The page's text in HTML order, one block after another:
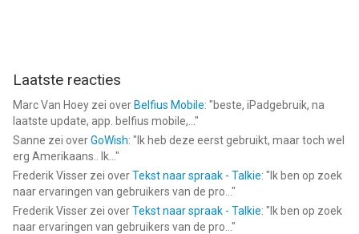
Laatste reacties
Marc Van Hoey zei over Belfius Mobile: "beste, iPadgebruik, na
laatste update, app. belfius mobile,... "
Sanne zei overGoWish: " Ik heb deze eerst gebruikt, maar toch wel
erg Amerikaans.. Ik... "
Frederik Visser zei overTekst naar spraak - Talkie: " Ik ben op zoek
naar ervaringen van gebruikers van de pro... "
Frederik Visser zei overTekst naar spraak - Talkie: " Ik ben op zoek
naar ervaringen van gebruikers van de pro... "